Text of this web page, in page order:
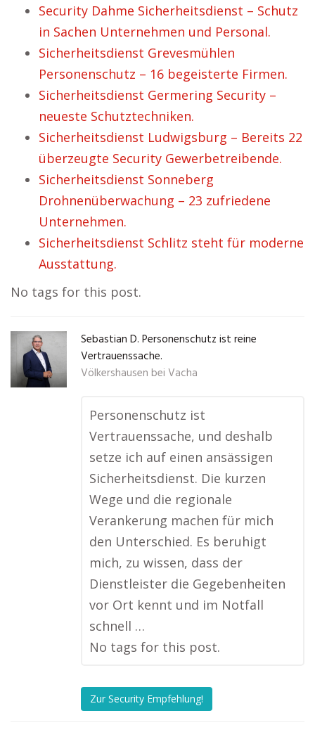
Security Dahme Sicherheitsdienst – Schutz
in Sachen Unternehmen und Personal.
Sicherheitsdienst Grevesmühlen
Personenschutz – 16 begeisterte Firmen.
Sicherheitsdienst Germering Security –
neueste Schutztechniken.
Sicherheitsdienst Ludwigsburg – Bereits 22
überzeugte Security Gewerbetreibende.
Sicherheitsdienst Sonneberg
Drohnenüberwachung – 23 zufriedene
Unternehmen.
Sicherheitsdienst Schlitz steht für moderne
Ausstattung.
No tags for this post.
Sebastian D. Personenschutz ist reine
Vertrauenssache.
Völkershausen bei Vacha
Personenschutz ist
Vertrauenssache, und deshalb
setze ich auf einen ansässigen
Sicherheitsdienst. Die kurzen
Wege und die regionale
Verankerung machen für mich
den Unterschied. Es beruhigt
mich, zu wissen, dass der
Dienstleister die Gegebenheiten
vor Ort kennt und im Notfall
schnell …
No tags for this post.
Zur Security Empfehlung!